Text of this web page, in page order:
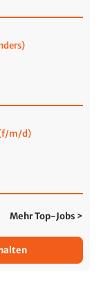
(f/m/d)
Mehr Top-Jobs >